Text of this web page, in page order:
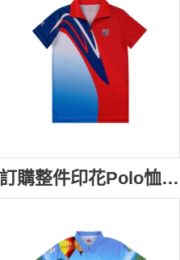
訂購整件印花Polo恤 熱升華Polo恤 半胸拉鏈 運動熱升華 P1602